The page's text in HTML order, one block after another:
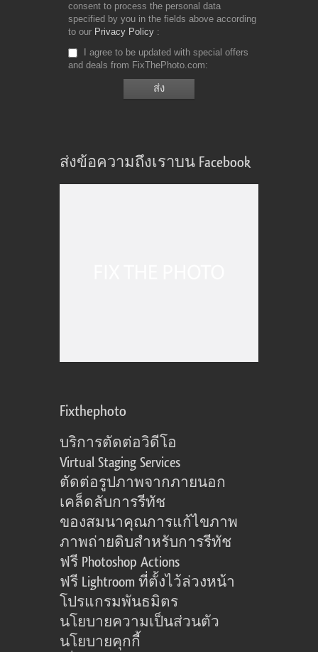
consent to process the personal data
specified by you in the fields above according
to our Privacy Policy
I agree to be updated with special offers
and deals from FixThePhoto.com
ส่งข้อความถึงเราบน Facebook
Fixthephoto
บริการตัดต่อวิดีโอ
Virtual Staging Services
ตัดต่อรูปภาพจากภายนอก
เคล็ดลับการรีทัช
ของสมนาคุณการแก้ไขภาพ
ภาพถ่ายดิบสำหรับการรีทัช
ฟรี Photoshop Actions
ฟรี Lightroom ที่ตั้งไว้ล่วงหน้า
โปรแกรมพันธมิตร
นโยบายความเป็นส่วนตัว
นโยบายคุกกี้